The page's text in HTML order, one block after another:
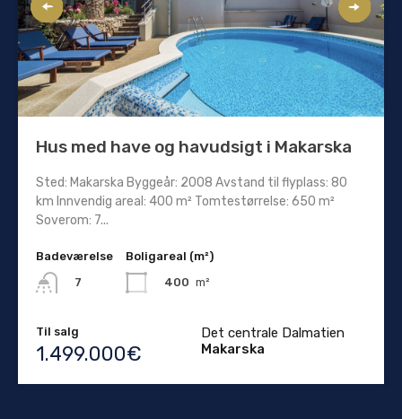
Hus med have og havudsigt i Makarska
Sted: Makarska Byggeår: 2008 Avstand til flyplass: 80
km Innvendig areal: 400 m² Tomtestørrelse: 650 m²
Soverom: 7...
Badeværelse
7
Boligareal (m²)
400 m²
Til salg
1.499.000€
Det centrale Dalmatien
Makarska